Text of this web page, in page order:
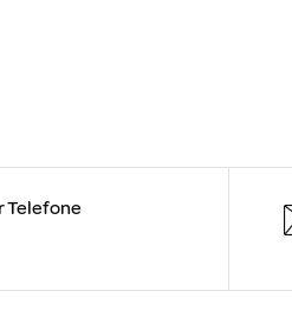
Telefone